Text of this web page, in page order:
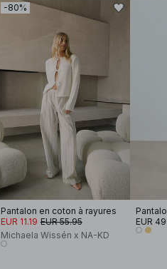
-80%
Pantalon en coton à rayures
EUR 11.19 EUR 55.95
Michaela Wissén x NA-KD
EUR